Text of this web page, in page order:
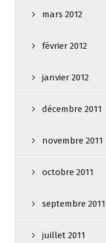
mars 2012
février 2012
janvier 2012
décembre 2011
novembre 2011
octobre 2011
septembre 2011
juillet 2011